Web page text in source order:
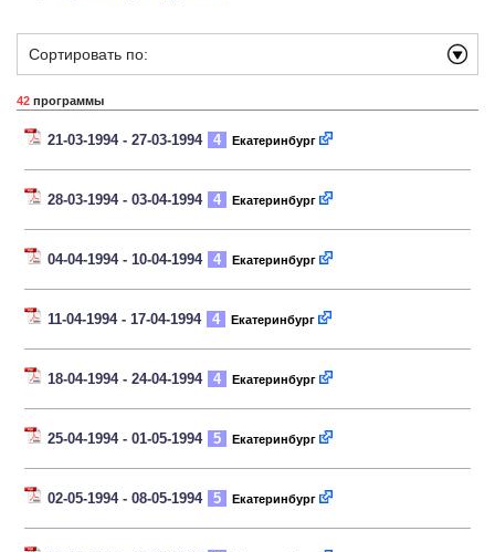
Сортировать по:
42 программы
21-03-1994 - 27-03-1994 4 Екатеринбург
28-03-1994 - 03-04-1994 4 Екатеринбург
04-04-1994 - 10-04-1994 4 Екатеринбург
11-04-1994 - 17-04-1994 4 Екатеринбург
18-04-1994 - 24-04-1994 4 Екатеринбург
25-04-1994 - 01-05-1994 5 Екатеринбург
02-05-1994 - 08-05-1994 5 Екатеринбург